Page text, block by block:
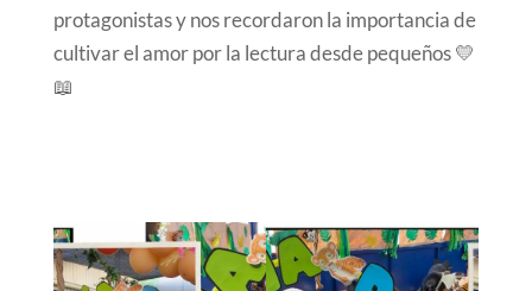
protagonistas y nos recordaron la importancia de
cultivar el amor por la lectura desde pequeños 💛
📖